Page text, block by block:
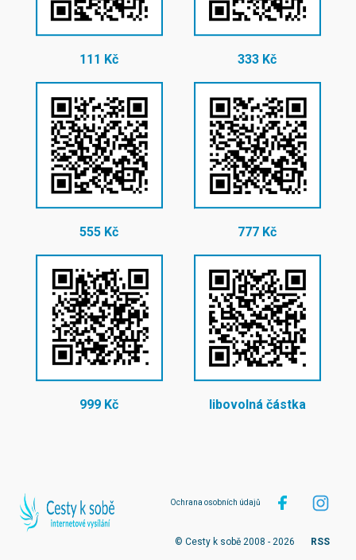
111 Kč 333 Kč
555 Kč 777 Kč
999 Kč libovolná částka
Ochrana osobních údajů
© Cesty k sobě 2008 - 2026 RSS